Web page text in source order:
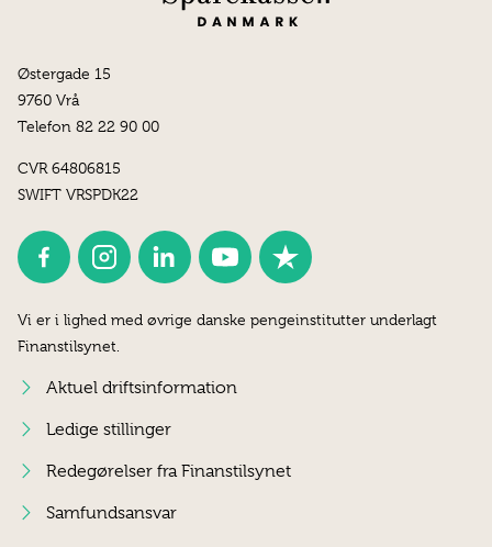
Østergade 15
9760 Vrå
Telefon 82 22 90 00
CVR 64806815
SWIFT VRSPDK22
Vi er i lighed med øvrige danske pengeinstitutter underlagt
Finanstilsynet.
Aktuel driftsinformation
Ledige stillinger
Redegørelser fra Finanstilsynet
Samfundsansvar